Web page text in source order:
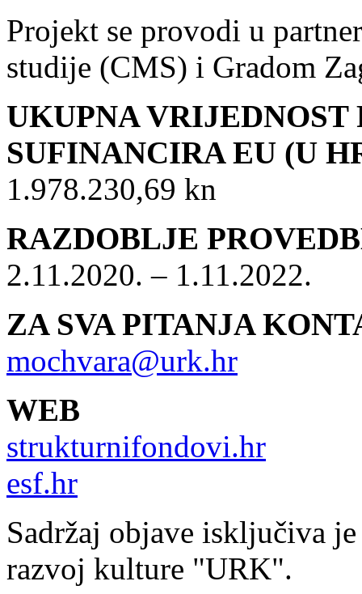
Projekt se provodi u
studije (CMS) i Gradom
UKUPNA
SUFINANCIRA EU (U
1.978.230,69 kn
RAZDOBLJE
2.11.2020. – 1.11.2022.
ZA SVA PITANJA
mochvara@urk.hr
WEB
strukturnifondovi.hr
esf.hr
Sadržaj objave isključiva
razvoj kulture "URK".